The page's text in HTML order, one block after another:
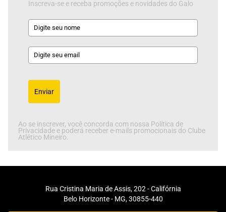
Inscreva-se e receba promoções e novidades do Galo
Enviar
Ao se inscrever, você concorda com nossa Política de
Privacidade e poderá receber e-mails promocionais do Clube
Atlético Mineiro.
Rua Cristina Maria de Assis, 202 - Califórnia
Belo Horizonte - MG, 30855-440